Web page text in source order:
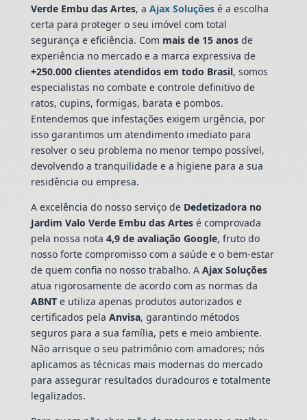
Verde Embu das Artes, a Ajax Soluçõesé a escolha
certa para proteger o seu imóvel com total
segurança e eficiência. Com mais de 15 anosde
experiência no mercado e a marca expressiva de
+250.000 clientes atendidos em todo Brasil, somos
especialistas no combate e controle definitivo de
ratos, cupins, formigas, barata e pombos.
Entendemos que infestações exigem urgência, por
isso garantimos um atendimento imediato para
resolver o seu problema no menor tempo possível,
devolvendo a tranquilidade e a higiene para a sua
residência ou empresa.
A excelência do nosso serviço de Dedetizadora no
Jardim Valo Verde Embu das Artesé comprovada
pela nossa nota 4,9 de avaliação Google, fruto do
nosso forte compromisso com a saúde e o bem-estar
de quem confia no nosso trabalho. A Ajax Soluções
atua rigorosamente de acordo com as normas da
ABNTe utiliza apenas produtos autorizados e
certificados pela Anvisa, garantindo métodos
seguros para a sua família, pets e meio ambiente.
Não arrisque o seu patrimônio com amadores; nós
aplicamos as técnicas mais modernas do mercado
para assegurar resultados duradouros e totalmente
legalizados.